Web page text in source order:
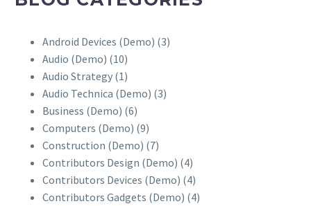
Android Devices (Demo) (3)
Audio (Demo) (10)
Audio Strategy (1)
Audio Technica (Demo) (3)
Business (Demo) (6)
Computers (Demo) (9)
Construction (Demo) (7)
Contributors Design (Demo) (4)
Contributors Devices (Demo) (4)
Contributors Gadgets (Demo) (4)